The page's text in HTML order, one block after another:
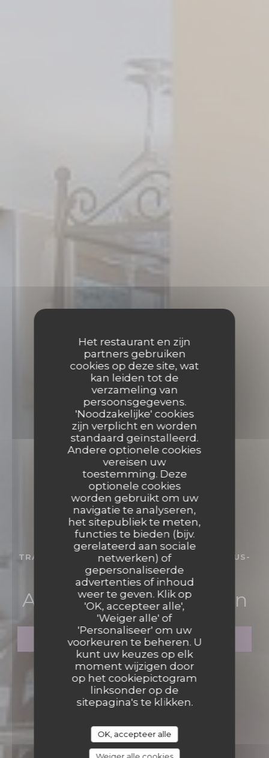
Het restaurant en zijn
partners gebruiken
cookies op deze site, wat
kan leiden tot de
verzameling van
persoonsgegevens.
'Noodzakelijke' cookies
zijn verplicht en worden
standaard geïnstalleerd.
Andere optionele cookies
vereisen uw
toestemming. Deze
optionele cookies
worden gebruikt om uw
navigatie te analyseren,
het sitepubliek te meten,
functies te bieden (bijv.
gerelateerd aan sociale
netwerken) of
gepersonaliseerde
advertenties of inhoud
weer te geven. Klik op
'OK, accepteer alle',
'Weiger alle' of
'Personaliseer' om uw
voorkeuren te beheren. U
kunt uw keuzes op elk
moment wijzigen door
op het cookiepictogram
linksonder op de
sitepagina's te klikken.
OK, accepteer alle
TRADITIONEEL RESTAURANT • LA-FERTÉ-SOUS-
JOUARRE
Auberge du Petit Morin
RESERVEER EEN TAFEL